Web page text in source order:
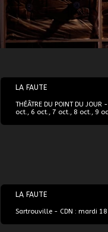
30/09/2021
LA FAUTE
THÉÂTRE DU POINT DU
oct., 6 oct., 7 oct., 8 oct., 9
18/10/2022
LA FAUTE
Sartrouville - CDN : mardi